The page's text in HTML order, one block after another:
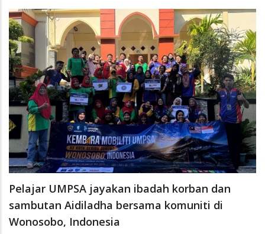
Pelajar UMPSA jayakan ibadah korban dan
sambutan Aidiladha bersama komuniti di
Wonosobo, Indonesia